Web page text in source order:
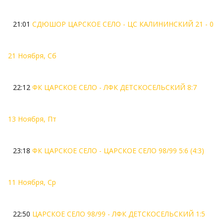
21:01 СДЮШОР ЦАРСКОЕ СЕЛО - ЦС КАЛИНИНСКИЙ 21 - 0
21 Ноября, Сб
22:12 ФК ЦАРСКОЕ СЕЛО - ЛФК ДЕТСКОСЕЛЬСКИЙ 8:7
13 Ноября, Пт
23:18 ФК ЦАРСКОЕ СЕЛО - ЦАРСКОЕ СЕЛО 98/99 5:6 (4:3)
11 Ноября, Ср
22:50 ЦАРСКОЕ СЕЛО 98/99 - ЛФК ДЕТСКОСЕЛЬСКИЙ 1:5